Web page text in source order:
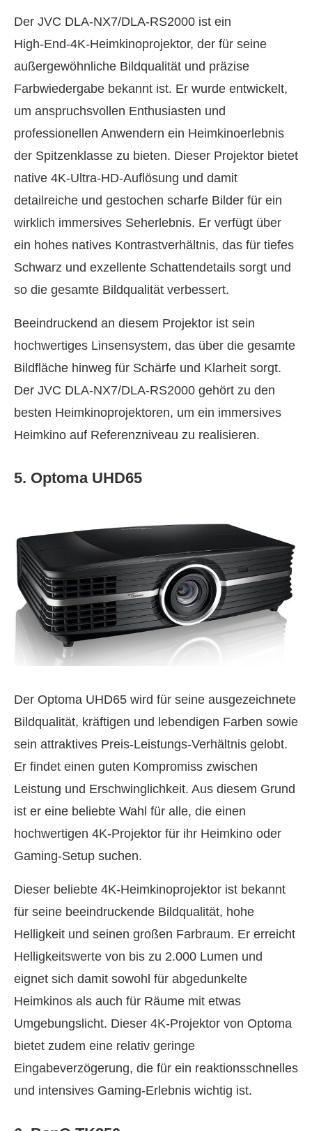
Der JVC DLA‑NX7/DLA‑RS2000 ist ein
High‑End‑4K‑Heimkinoprojektor, der für seine
außergewöhnliche Bildqualität und präzise
Farbwiedergabe bekannt ist. Er wurde entwickelt,
um anspruchsvollen Enthusiasten und
professionellen Anwendern ein Heimkinoerlebnis
der Spitzenklasse zu bieten. Dieser Projektor bietet
native 4K‑Ultra‑HD‑Auflösung und damit
detailreiche und gestochen scharfe Bilder für ein
wirklich immersives Seherlebnis. Er verfügt über
ein hohes natives Kontrastverhältnis, das für tiefes
Schwarz und exzellente Schattendetails sorgt und
so die gesamte Bildqualität verbessert.
Beeindruckend an diesem Projektor ist sein
hochwertiges Linsensystem, das über die gesamte
Bildfläche hinweg für Schärfe und Klarheit sorgt.
Der JVC DLA‑NX7/DLA‑RS2000 gehört zu den
besten Heimkinoprojektoren, um ein immersives
Heimkino auf Referenzniveau zu realisieren.
5. Optoma UHD65
Der Optoma UHD65 wird für seine ausgezeichnete
Bildqualität, kräftigen und lebendigen Farben sowie
sein attraktives Preis‑Leistungs‑Verhältnis gelobt.
Er findet einen guten Kompromiss zwischen
Leistung und Erschwinglichkeit. Aus diesem Grund
ist er eine beliebte Wahl für alle, die einen
hochwertigen 4K‑Projektor für ihr Heimkino oder
Gaming‑Setup suchen.
Dieser beliebte 4K‑Heimkinoprojektor ist bekannt
für seine beeindruckende Bildqualität, hohe
Helligkeit und seinen großen Farbraum. Er erreicht
Helligkeitswerte von bis zu 2.000 Lumen und
eignet sich damit sowohl für abgedunkelte
Heimkinos als auch für Räume mit etwas
Umgebungslicht. Dieser 4K‑Projektor von Optoma
bietet zudem eine relativ geringe
Eingabeverzögerung, die für ein reaktionsschnelles
und intensives Gaming‑Erlebnis wichtig ist.